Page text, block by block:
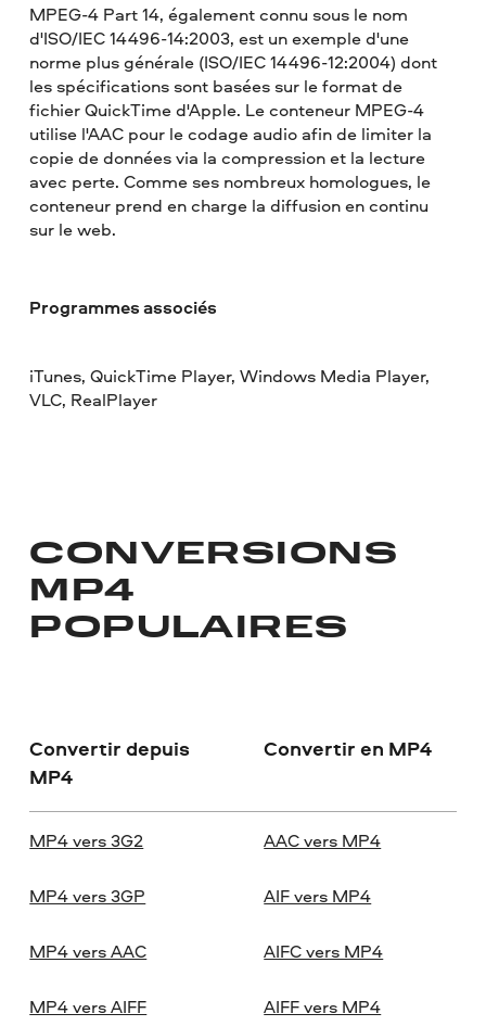
MPEG-4 Part 14, également connu sous le nom
d'ISO/IEC 14496-14:2003, est un exemple d'une
norme plus générale (ISO/IEC 14496-12:2004) dont
les spécifications sont basées sur le format de
fichier QuickTime d'Apple. Le conteneur MPEG-4
utilise l'AAC pour le codage audio afin de limiter la
copie de données via la compression et la lecture
avec perte. Comme ses nombreux homologues, le
conteneur prend en charge la diffusion en continu
sur le web.
Programmes associés
iTunes, QuickTime Player, Windows Media Player,
VLC, RealPlayer
CONVERSIONS
MP4
POPULAIRES
Convertir depuis
MP4
Convertir en MP4
MP4 vers 3G2
MP4 vers 3GP
MP4 vers AAC
MP4 vers AIFF
AAC vers MP4
AIF vers MP4
AIFC vers MP4
AIFF vers MP4